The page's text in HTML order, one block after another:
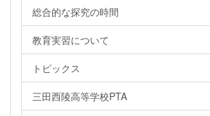
総合的な探究の時間
教育実習について
トピックス
三田西陵高等学校PTA